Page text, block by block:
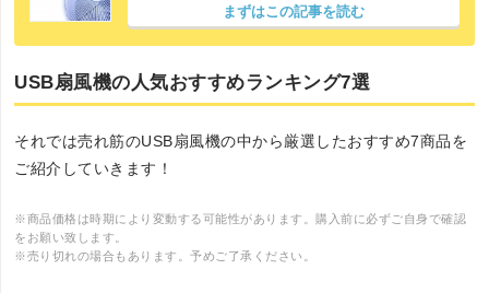
日立など人気メーカーが多く、価格帯も様々。中にはデザイン性の
高いオシャレなものもあるんですよ。 そこで今回は、扇風機の選び
まずはこの記事を読む
USB扇風機の人気おすすめランキング7選
それでは売れ筋のUSB扇風機の中から厳選したおすすめ7商品を
ご紹介していきます！
※商品価格は時期により変動する可能性があります。購入前に必ずご自身で確認
をお願い致します。
※売り切れの場合もあります。予めご了承ください。